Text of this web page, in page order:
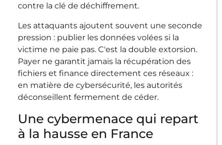
contre la clé de déchiffrement.
Les attaquants ajoutent souvent une seconde
pression : publier les données volées si la
victime ne paie pas. C'est la double extorsion.
Payer ne garantit jamais la récupération des
fichiers et finance directement ces réseaux :
en matière de cybersécurité, les autorités
déconseillent fermement de céder.
Une cybermenace qui repart
à la hausse en France